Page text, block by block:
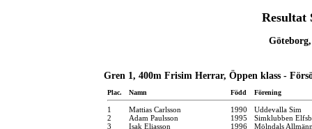
Resultat
Göteborg,
Gren 1, 400m Frisim Herrar, Öppen klass -
Plac. Namn Född Förening
1 Mattias Carlsson 1990
Uddevalla Sim
2
Adam Paulsson 1995
Simklubben
3
Isak Eliasson 1996
Mölndals